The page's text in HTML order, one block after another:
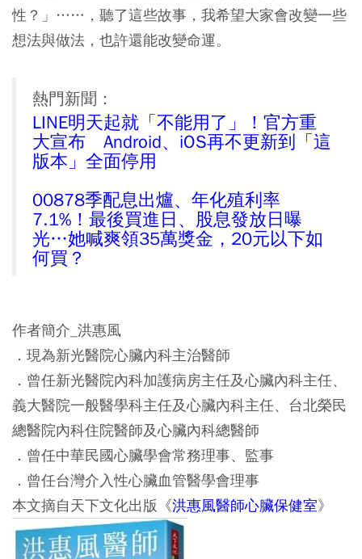
性？」……，聽了這些故事，我希望大家會改變一些
想法與做法，也許還能改變命運。
熱門新聞：
LINE明天起就「不能用了」！官方重
大宣布 Android、iOS再不更新到「這
版本」全面停用
00878季配息出爐、年化殖利率
7.1%！最後買進日、股息發放日曝
光…她喊爽領35萬獎金，20元以下如
何買？
作者簡介_洪惠風
．現為新光醫院心臟內科主治醫師
．曾任新光醫院內科加護病房主任及心臟內科主任、
義大醫院一般醫學科主任及心臟內科主任、台北榮民
總醫院內科住院醫師及心臟內科總醫師
．曾任中華民國心臟學會常務理事、監事
．曾任台灣介入性心臟血管醫學會理事
本文摘自天下文化出版《洪惠風醫師心臟保健室》